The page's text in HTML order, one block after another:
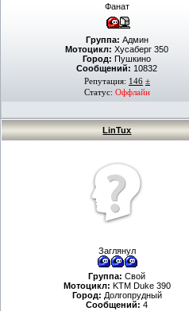
Фанат
Группа: Админ
Мотоцикл: Хусаберг 350
Город: Пушкино
Сообщений: 10832
Репутация: 146 ±
Статус: Оффлайн
LinTux
Заглянул
Группа: Свой
Мотоцикл: KTM Duke 390
Город: Долгопрудный
Сообщений: 4